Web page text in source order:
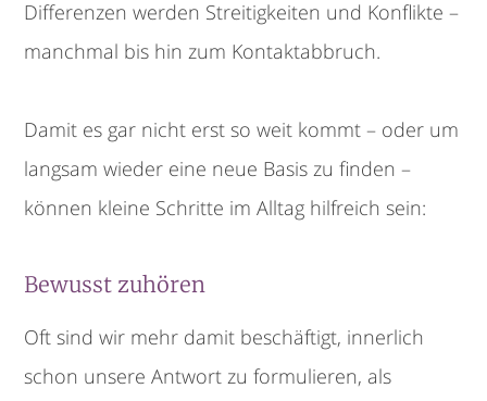
Differenzen werden Streitigkeiten und Konflikte –
manchmal bis hin zum Kontaktabbruch.
Damit es gar nicht erst so weit kommt – oder um
langsam wieder eine neue Basis zu finden –
können kleine Schritte im Alltag hilfreich sein:
Bewusst zuhören
Oft sind wir mehr damit beschäftigt, innerlich
schon unsere Antwort zu formulieren, als